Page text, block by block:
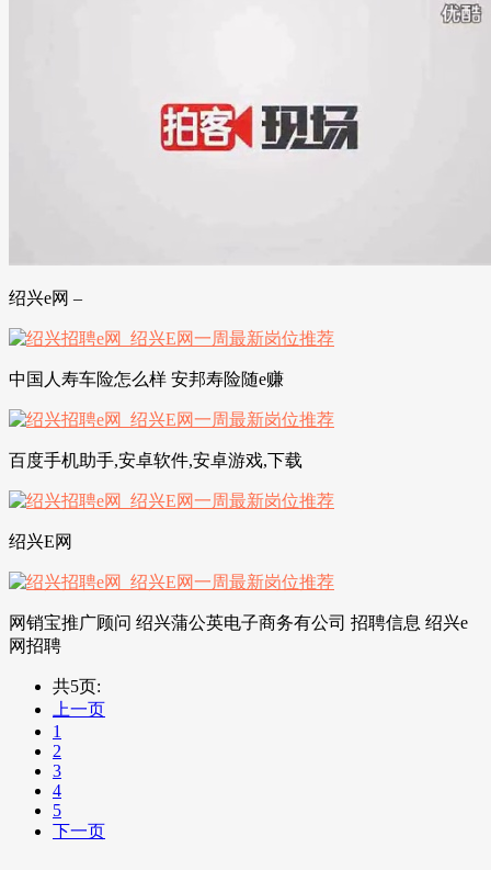
绍兴e网 –
中国人寿车险怎么样 安邦寿险随e赚
百度手机助手,安卓软件,安卓游戏,下载
绍兴E网
网销宝推广顾问 绍兴蒲公英电子商务有公司 招聘信息 绍兴e
网招聘
共5页:
上一页
1
2
3
4
5
下一页